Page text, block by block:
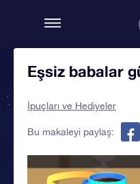
Eşsiz babalar
İpuçları ve Hediyeler
Bu makaleyi paylaş: